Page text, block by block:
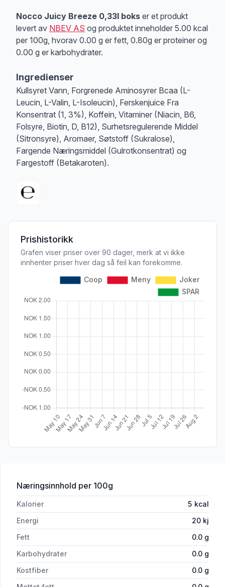
Nocco Juicy Breeze 0,33l boks er et produkt
levert av NBEV AS og produktet inneholder 5.00 kcal
per 100g, hvorav 0.00 g er fett, 0.80g er proteiner og
0.00 g er karbohydrater.
Ingredienser
Kullsyret Vann, Forgrenede Aminosyrer Bcaa (L-
Leucin, L-Valin, L-Isoleucin), Ferskenjuice Fra
Konsentrat (1, 3%), Koffein, Vitaminer (Niacin, B6,
Folsyre, Biotin, D, B12), Surhetsregulerende Middel
(Sitronsyre), Aromaer, Søtstoff (Sukralose),
Fargende Næringsmiddel (Gulrotkonsentrat) og
Fargestoff (Betakaroten).
Prishistorikk
Grafen viser priser over 90 dager, merk at vi ikke
innhenter priser hver dag så feil kan forekomme.
Næringsinnhold for 'Nocco Juicy Breeze 0,33l boks'
per 100g
Kalorier 5 kcal
Energi
20 kj
Fett
0.0 g
Karbohydrater
0.0 g
Kostfiber
0.0 g